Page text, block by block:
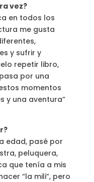
vez?
en todos los
me gusta
y sufrir y
repetir libro,
por una
momentos
y una aventura”
edad, pasé por
peluquera,
que tenía a mis
“la mili”, pero